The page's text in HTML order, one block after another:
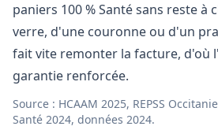
paniers 100 % Santé sans reste à
verre, d'une couronne ou d'un
fait vite remonter la facture, d'où
garantie renforcée.
Source : HCAAM 2025, REPSS
Santé 2024, données 2024.